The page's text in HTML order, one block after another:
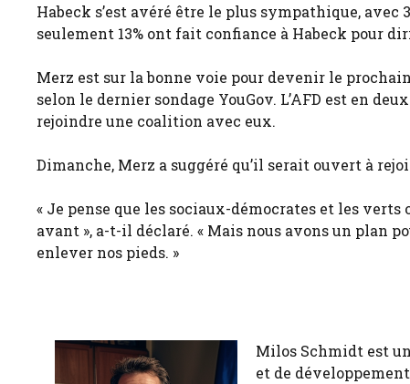
Habeck s’est avéré être le plus sympathique, avec
seulement 13% ont fait confiance à Habeck pour
Merz est sur la bonne voie pour devenir le
selon le dernier sondage YouGov. L’AFD est en
rejoindre une coalition avec eux.
Dimanche, Merz a suggéré qu’il serait ouvert à
« Je pense que les sociaux-démocrates et les
avant », a-t-il déclaré. « Mais nous avons un plan
enlever nos pieds. »
Milos Schmidt est
et de développement